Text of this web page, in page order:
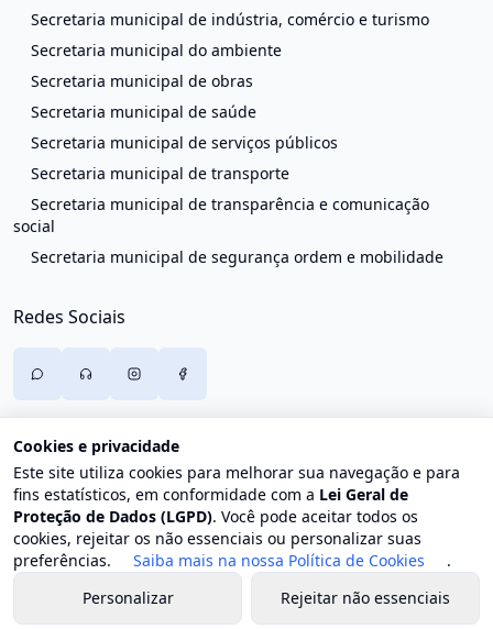
Secretaria municipal de indústria, comércio e turismo
Secretaria municipal do ambiente
Secretaria municipal de obras
Secretaria municipal de saúde
Secretaria municipal de serviços públicos
Secretaria municipal de transporte
Secretaria municipal de transparência e comunicação
social
Secretaria municipal de segurança ordem e mobilidade
Redes Sociais
© 2026 Prefeitura de Trajano de Moraes. Todos os direitos
Cookies e privacidade
Este site utiliza cookies para melhorar sua navegação e para
fins estatísticos, em conformidade com a Lei Geral de
Proteção de Dados (LGPD). Você pode aceitar todos os
cookies, rejeitar os não essenciais ou personalizar suas
preferências.
Saiba mais na nossa Política de Cookies
.
Personalizar
Rejeitar não essenciais